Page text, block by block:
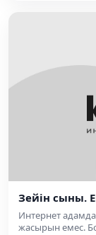
Зейін сыны.
Интернет
жасырын емес.